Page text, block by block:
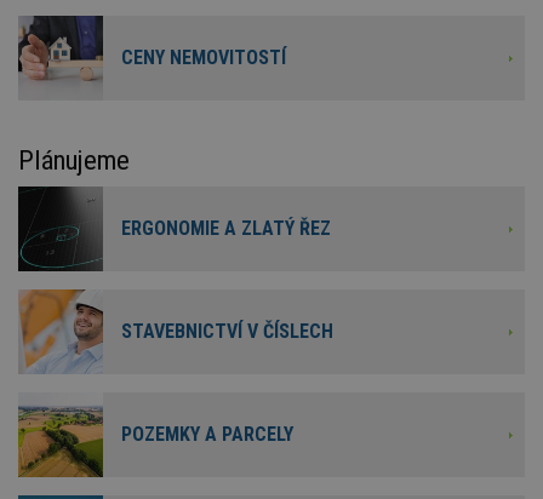
CENY NEMOVITOSTÍ
Plánujeme
ERGONOMIE A ZLATÝ ŘEZ
STAVEBNICTVÍ V ČÍSLECH
POZEMKY A PARCELY